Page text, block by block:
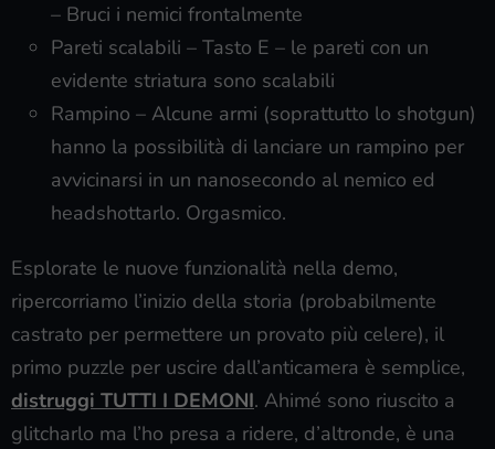
– Bruci i nemici frontalmente
Pareti scalabili – Tasto E – le pareti con un
evidente striatura sono scalabili
Rampino – Alcune armi (soprattutto lo shotgun)
hanno la possibilità di lanciare un rampino per
avvicinarsi in un nanosecondo al nemico ed
headshottarlo. Orgasmico.
Esplorate le nuove funzionalità nella demo,
ripercorriamo l’inizio della storia (probabilmente
castrato per permettere un provato più celere), il
primo puzzle per uscire dall’anticamera è semplice,
distruggi TUTTI I DEMONI. Ahimé sono riuscito a
glitcharlo ma l’ho presa a ridere, d’altronde, è una